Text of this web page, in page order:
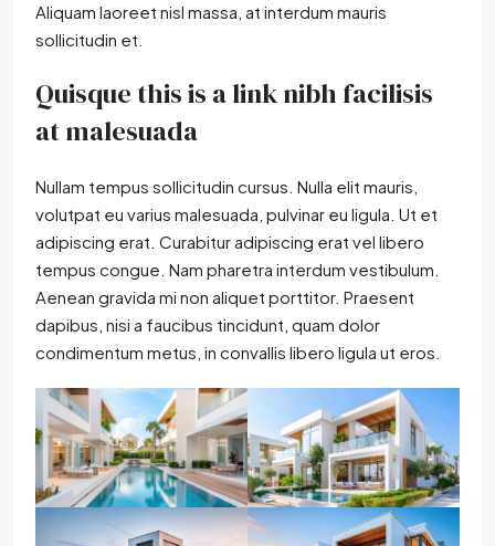
Aliquam laoreet nisl massa, at interdum mauris
sollicitudin et.
Quisque this is a link nibh facilisis
at malesuada
Nullam tempus sollicitudin cursus. Nulla elit mauris,
volutpat eu varius malesuada, pulvinar eu ligula. Ut et
adipiscing erat. Curabitur adipiscing erat vel libero
tempus congue. Nam pharetra interdum vestibulum.
Aenean gravida mi non aliquet porttitor. Praesent
dapibus, nisi a faucibus tincidunt, quam dolor
condimentum metus, in convallis libero ligula ut eros.